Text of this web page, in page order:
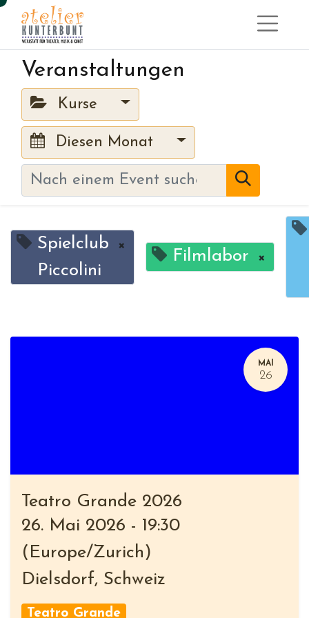
Veranstaltungen
Kurse
Diesen Monat
Spielclub
Piccolini
×
Filmlabor ×
MAI
26
Teatro Grande 2026
26. Mai 2026 - 19:30
( Europe/Zurich )
Dielsdorf, Schweiz
Teatro Grande